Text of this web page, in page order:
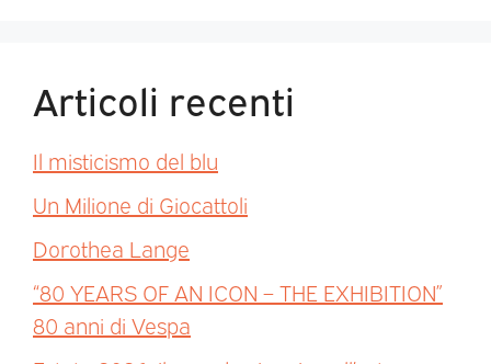
Articoli recenti
Il misticismo del blu
Un Milione di Giocattoli
Dorothea Lange
“80 YEARS OF AN ICON – THE EXHIBITION”
80 anni di Vespa